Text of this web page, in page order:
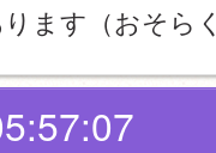
ます（おそら